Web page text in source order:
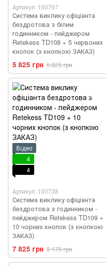
Артикул: 100767
Система виклику офіціанта
бездротова з білим
годинником - пейджером
Retekess TD108 + 5 червоних
кнопок (з кнопкою ЗАКАЗ)
5 825 грн 6 825 грн
Відео
4
4
Артикул: 100738
Система виклику офіціанта
бездротова з годинником -
пейджером Retekess TD109 +
10 чорних кнопок (з кнопкою
ЗАКАЗ)
7 825 грн 9 175 грн